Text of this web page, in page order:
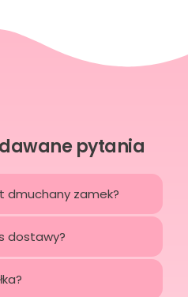
pytania
dmuchany zamek?
dostawy?